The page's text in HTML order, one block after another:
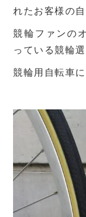
れたお客様の自
競輪ファンの
っている競輪
競輪用自転車